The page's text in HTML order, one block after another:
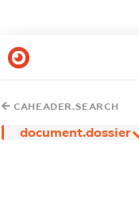
CAHEADER.SEARCH
document.dossier